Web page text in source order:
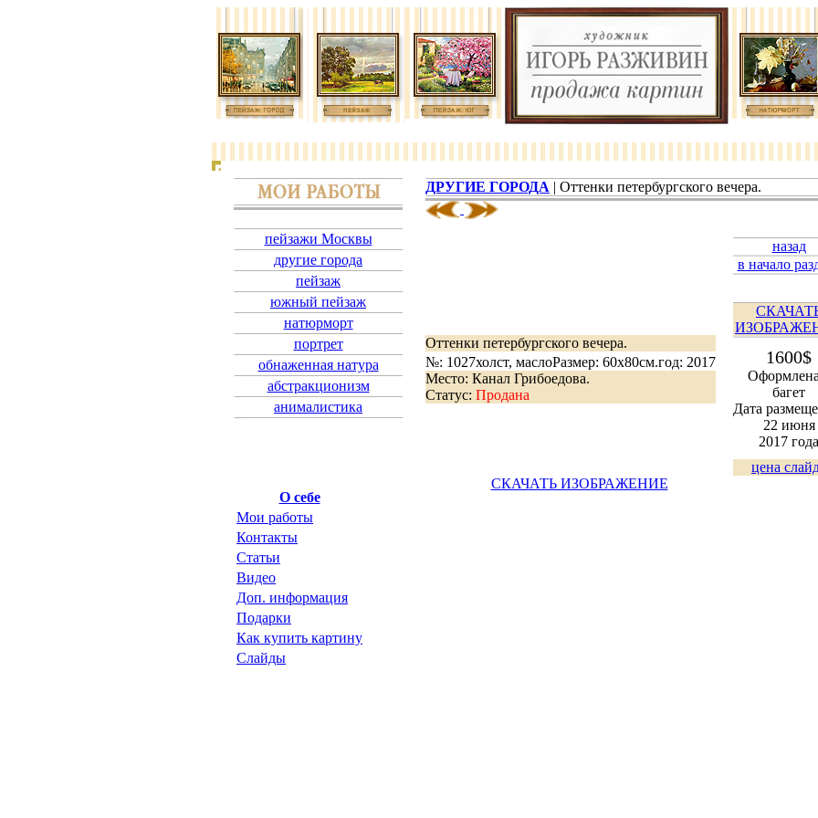
пейзажи Москвы
другие города
пейзаж
южный пейзаж
натюрморт
портрет
обнаженная натура
абстракционизм
анималистика
О себе
Мои работы
Контакты
Статьи
Видео
Доп. информация
Подарки
Как купить картину
Слайды
ДРУГИЕ ГОРОДА | Оттенки петербургского вечера.
Оттенки петербургского вечера.
№: 1027холст, маслоРазмер: 60х80см.год: 2017
Место: Канал Грибоедова.
Статус: Продана
назад
в начало
1600$
багет
Дата
22 июня
2017 года
цена
СКАЧАТЬ ИЗОБРАЖЕНИЕ